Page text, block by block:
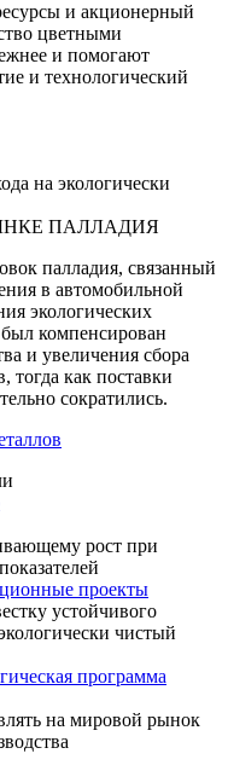
и акционерный
цветными
и помогают
и технологический
на экологически
ПАЛЛАДИЯ
палладия, связанный
в автомобильной
экологических
компенсирован
и увеличения сбора
тогда как поставки
сократились.
рост при
проекты
устойчивого
чистый
программа
на мировой рынок